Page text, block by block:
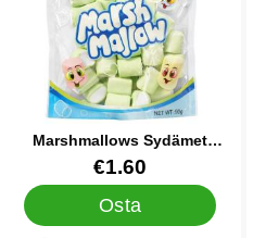
Marshmallows Sydämet
Vihreä/Valkoinen 90g
Tuote.nro 89923
€1.60
Osta